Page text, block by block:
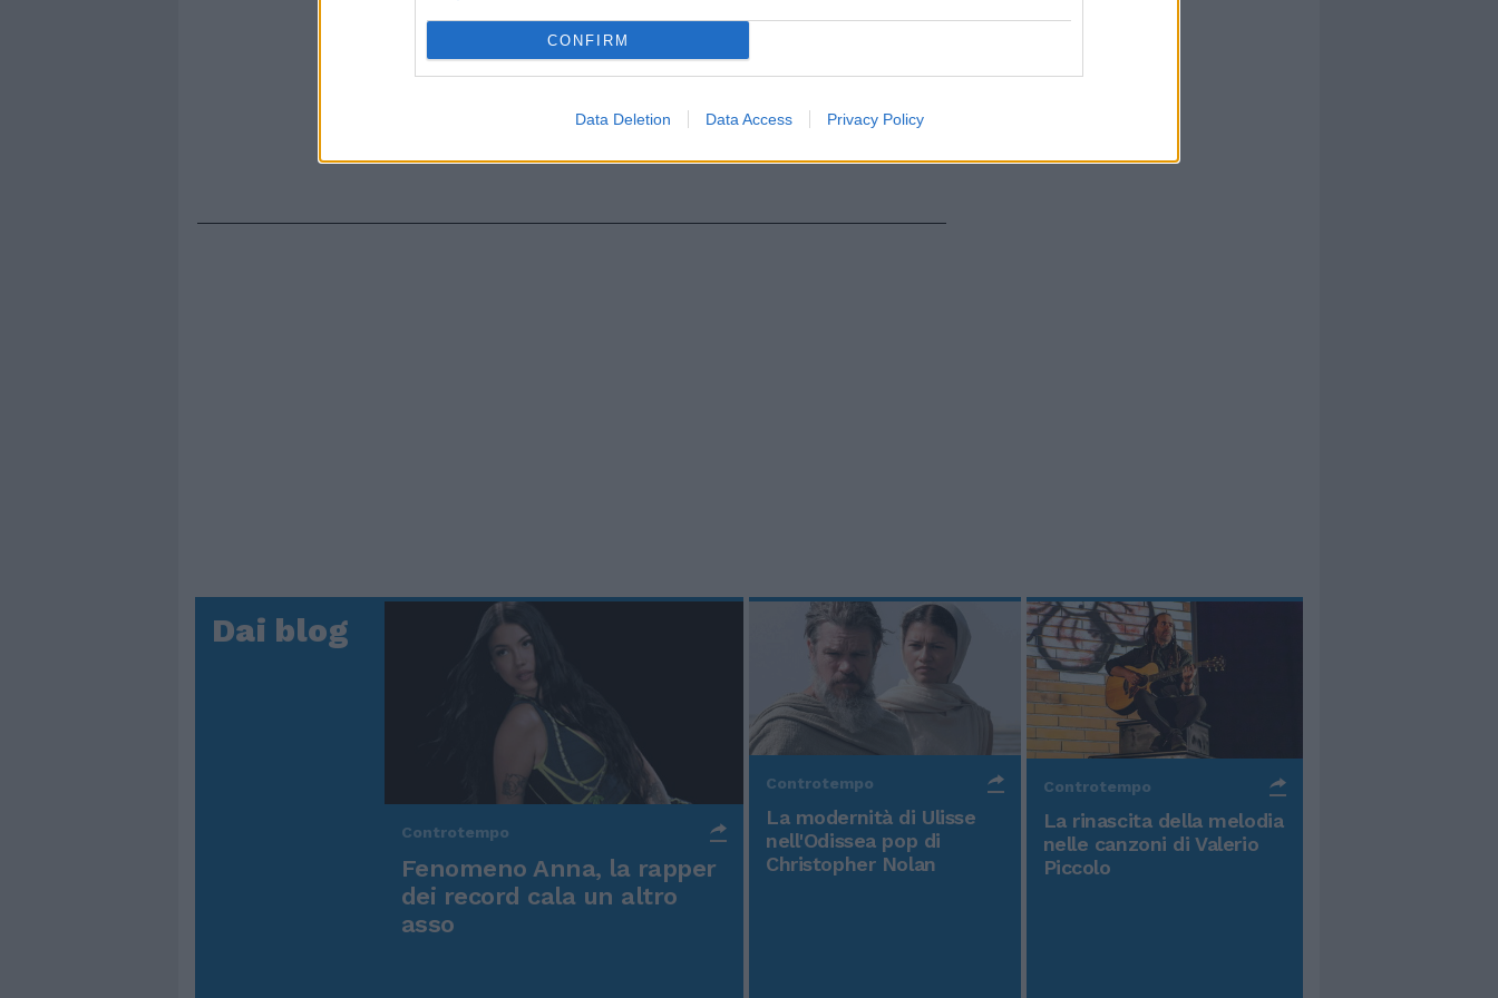
CONFIRM
Data Deletion Data Access Privacy Policy
Dai blog
Controtempo
Fenomeno Anna, la rapper
dei record cala un altro
asso
Controtempo
La modernità di Ulisse
nell'Odissea pop di
Christopher Nolan
Controtempo
La rinascita della melodia
nelle canzoni di Valerio
Piccolo